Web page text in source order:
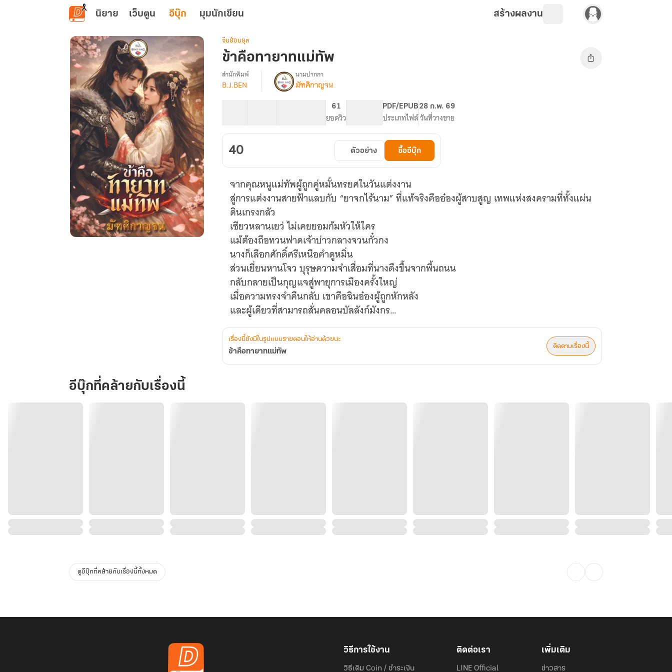
ข้ามไปยังเนื้อหาหลัก
นิยาย เว็บตูน อีบุ๊ก มุมนักเขียน สร้างผลงาน
จีนย้อนยุค
ข้าคือทายาทแม่ทัพ
เรื่อง
สำนักพิมพ์
B.J.BEN
นามปากกา
มัฑศิกาญจน
61
ยอดวิว
PDF/EPUB
ประเภทไฟล์
28 ก.พ. 69
วันที่วางขาย
40 ตัวอย่าง ซื้ออีบุ๊ก
จากคุณหนูแม่ทัพผู้ถูกคู่หมั้นทรยศในวันแต่งงาน
สู่การแต่งงานสายฟ้าแลบกับ “ยาจกไร้นาม” ที่แท้จริงคืออ๋องผู้สาบสูญ เทพแห่งสงครามที่ทั้งแผ่น
ดินเกรงกลัว
เซียวหลานเยว่ ไม่เคยยอมก้มหัวให้ใคร
แม้ต้องถือทวนฟาดเจ้าบ่าวกลางจวนกั๋วกง
นางก็เลือกศักดิ์ศรีเหนือคำดูหมิ่น
ส่วนเยี่ยนหานโจว บุรุษความจำเสื่อมที่นางดึงขึ้นจากพื้นถนน
กลับกลายเป็นกุญแจสู่พายุการเมืองครั้งใหญ่
เมื่อความทรงจำคืนกลับ เขาคือฉินอ๋องผู้ถูกหักหลัง
และผู้เดียวที่สามารถสั่นคลอนบัลลังก์มังกร
ท่ามกลางแผนใส่ร้าย การหักหลัง และเกมอำนาจในราชสำนัก
ความรักที่เริ่มต้นจากการแต่งงานหลอกลวง
จะพาทั้งสองก้าวขึ้นสู่จุดสูงสุดของแผ่นดิน
เมื่อทวนแห่งแม่ทัพเคียงคู่มังกรดำ
เรื่องนี้ยังมีในรูปแบบรายตอนให้อ่านด้วยนะ
ข้าคือทายาทแม่ทัพ
ติดตามเรื่องนี้
อีบุ๊กที่คล้ายกับเรื่องนี้
ดูอีบุ๊กที่คล้ายกับเรื่องนี้ทั้งหมด
วิธีการใช้งาน
วิธีเติม Coin / ชำระเงิน
ติดต่อเรา
LINE Official
เพิ่มเติม
ข่าวสาร